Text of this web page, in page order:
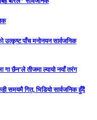
उत्कृष्ट पाँच मनोनयन सार्वजनिक
गा छैन’ले तीजमा ल्यायो नयाँ तरंग
समयमै गित, भिडियो सार्वजनिक हुँदै